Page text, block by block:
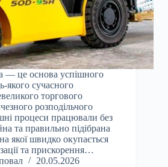
— це основа успішного
якого сучасного
торгового
розподільчого
процеси працювали без
та правильно підібрана
якої швидко окупається
та прискорення…
20.05.2026